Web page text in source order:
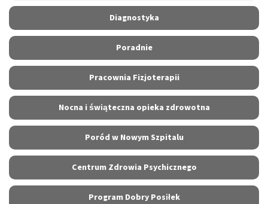
Diagnostyka
Poradnie
Pracownia Fizjoterapii
Nocna i świąteczna opieka zdrowotna
Poród w Nowym Szpitalu
Centrum Zdrowia Psychicznego
Program Dobry Posiłek